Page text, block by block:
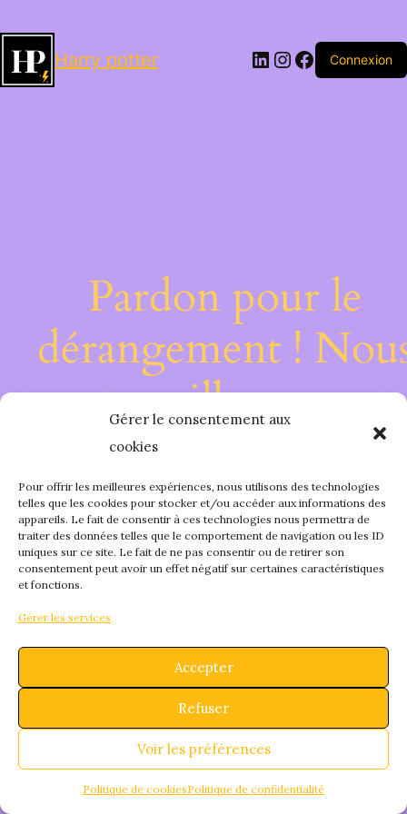
Gérer le consentement aux
cookies
Pour offrir les meilleures expériences, nous utilisons des technologies
telles que les cookies pour stocker et/ou accéder aux informations des
appareils. Le fait de consentir à ces technologies nous permettra de
traiter des données telles que le comportement de navigation ou les ID
uniques sur ce site. Le fait de ne pas consentir ou de retirer son
consentement peut avoir un effet négatif sur certaines caractéristiques
et fonctions.
Gérer les services
Accepter
Refuser
Voir les préférences
Politique de cookiesPolitique de confidentialité
Harry potter LinkedIn
Instagram
Facebook
Connexion
Pardon pour le
dérangement !
travaillons sur
quelque chose de
fantastique –
bientôt !